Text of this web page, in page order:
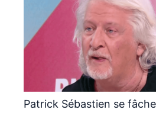
Patrick Sébastien se